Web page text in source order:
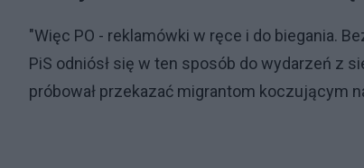
"Więc PO - reklamówki w ręce i do biegania.
PiS odniósł się w ten sposób do wydarzeń z
próbował przekazać migrantom koczującym